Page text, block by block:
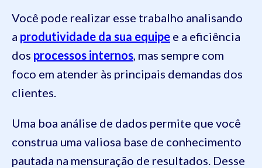
Você pode realizar esse trabalho analisando
a produtividade da sua equipe e a eficiência
dos processos internos , mas sempre com
foco em atender às principais demandas dos
clientes.
Uma boa análise de dados permite que você
construa uma valiosa base de conhecimento
pautada na mensuração de resultados. Desse